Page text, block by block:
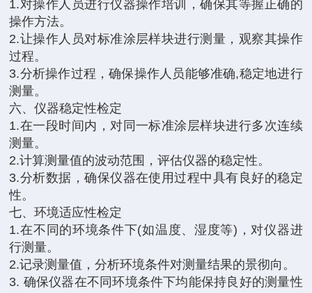
1.对操作人员进行仪器操作培训，确保其等握正确的
操作方法。
2.让操作人员对标准涂层样块进行测量，观察其操作
过程。
3.分析操作过程，确保操作人员能够准确,稳定地进行
测量。
六、仪器稳定性检定
1.在一段时间内，对同一标准涂层样块进行多次连续
测量。
2.计算测量值的波动范围，评估仪器的稳定性。
3.分析数据，确保仪器在使用过程中具有良好的稳定
性。
七、环境适应性检定
1.在不同的环境条件下(如温度、湿度等)，对仪器进
行测量。
2.记录测量值，分析环境条件对测量结果的景彻向。
3. 确保仪器在不同环境条件下均能保持良好的测量性